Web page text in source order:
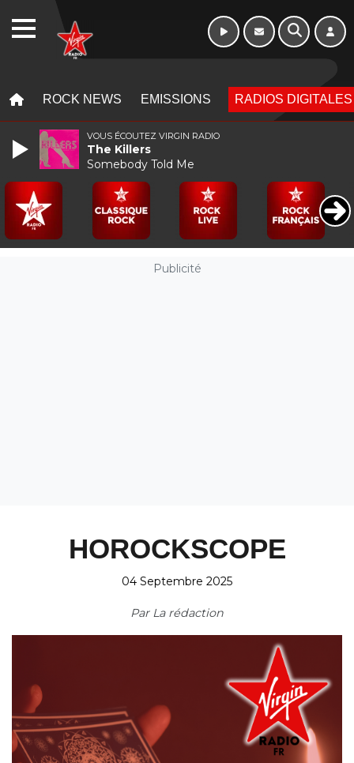
ROCK NEWS EMISSIONS RADIOS DIGITALES
Publicité
HOROCKSCOPE
04 Septembre 2025
Par La rédaction
VOUS ÉCOUTEZ VIRGIN RADIO
The Killers
Somebody Told Me
WEBRADIO